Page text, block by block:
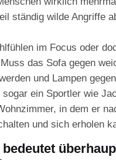
ständig wilde Angriffe
im Focus oder
das Sofa gegen
und Lampen
ein Sportler wie
in dem er
und sich erholen